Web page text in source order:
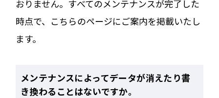
おりません。すべてのメンテナンスが完了した
時点で、こちらのページにご案内を掲載いたし
ます。
メンテナンスによってデータが消えたり書
き換わることはないですか。